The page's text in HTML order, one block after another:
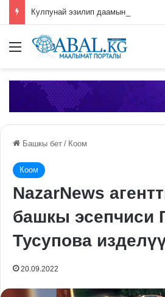
Меню
Башкы бет / Коом
Коом
NazarNews
башкы эсепчиси
Тусупова
20.09.2022